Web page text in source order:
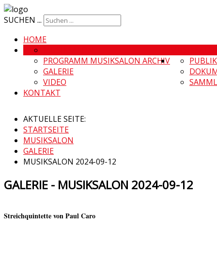
SUCHEN ...
HOME
PROGRAMM MUSIKSALON ARCHIV
GALERIE
VIDEO
KONTAKT
AKTUELLE SEITE:
STARTSEITE
MUSIKSALON
GALERIE
MUSIKSALON 2024-09-12
GALERIE - MUSIKSALON 2024-09-12
Streichquintette von Paul Caro